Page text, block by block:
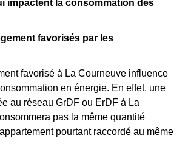
impactent la consommation des
favorisés par les
favorisé à La Courneuve influence
en énergie. En effet, une
au réseau GrDF ou ErDF à La
pas la même quantité
pourtant raccordé au même